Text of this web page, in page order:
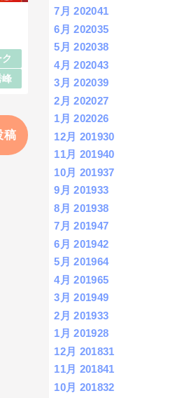
峰
稿
7月 202041
6月 202035
5月 202038
4月 202043
3月 202039
2月 202027
1月 202026
12月 201930
11月 201940
10月 201937
9月 201933
8月 201938
7月 201947
6月 201942
5月 201964
4月 201965
3月 201949
2月 201933
1月 201928
12月 201831
11月 201841
10月 201832